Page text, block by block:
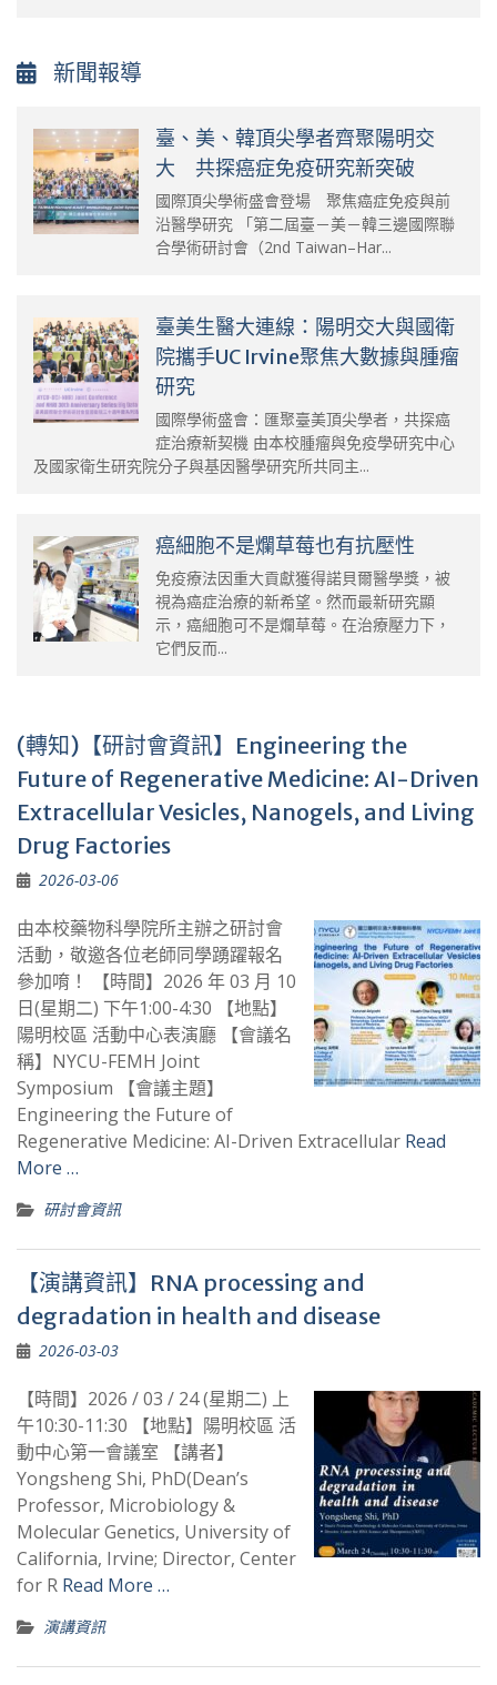
新聞報導
臺、美、韓頂尖學者齊聚陽明交
大 共探癌症免疫研究新突破
國際頂尖學術盛會登場 聚焦癌症免疫與前
沿醫學研究 「第二屆臺－美－韓三邊國際聯
合學術研討會（2nd Taiwan–Har...
臺美生醫大連線：陽明交大與國衛
院攜手UC Irvine聚焦大數據與腫瘤
研究
國際學術盛會：匯聚臺美頂尖學者，共探癌
症治療新契機 由本校腫瘤與免疫學研究中心
及國家衛生研究院分子與基因醫學研究所共同主...
癌細胞不是爛草莓也有抗壓性
免疫療法因重大貢獻獲得諾貝爾醫學獎，被
視為癌症治療的新希望。然而最新研究顯
示，癌細胞可不是爛草莓。在治療壓力下，
它們反而...
(轉知)【研討會資訊】Engineering the
Future of Regenerative Medicine: AI-Driven
Extracellular Vesicles, Nanogels, and Living
Drug Factories
2026-03-06
由本校藥物科學院所主辦之研討會
活動，敬邀各位老師同學踴躍報名
參加唷！ 【時間】2026 年 03 月 10
日(星期二) 下午1:00-4:30 【地點】
陽明校區 活動中心表演廳 【會議名
稱】NYCU-FEMH Joint
Symposium 【會議主題】
Engineering the Future of
Regenerative Medicine: AI-Driven Extracellular Read
More …
研討會資訊
【演講資訊】RNA processing and
degradation in health and disease
2026-03-03
【時間】2026 / 03 / 24 (星期二) 上
午10:30-11:30 【地點】陽明校區 活
動中心第一會議室 【講者】
Yongsheng Shi, PhD(Dean’s
Professor, Microbiology &
Molecular Genetics, University of
California, Irvine; Director, Center
for R Read More …
演講資訊